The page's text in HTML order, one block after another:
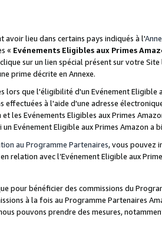
avoir lieu dans certains pays indiqués à l'
« Evénements Eligibles aux Primes
sur un lien spécial présent sur votre
prime décrite en Annexe.
lors que l'éligibilité d'un Evénement
effectuées à l'aide d'une adresse
les Evénements Eligibles aux Primes
Evénement Eligible aux Primes Amazon
au Programme Partenaires, vous pouvez
relation avec l’Evénement Eligible aux
pour bénéficier des commissions du
à la fois au Programme Partenaires
pouvons prendre des mesures,